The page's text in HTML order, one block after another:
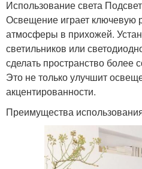
Использование света
Освещение играет ключевую
атмосферы в прихожей.
светильников или
сделать пространство
Это не только улучшит
акцентированности.
Преимущества